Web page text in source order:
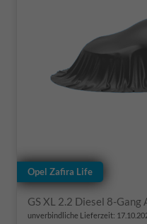
Opel Zafira Life
GS XL 2.2 Diesel 8-
unverbindliche Lieferzeit: